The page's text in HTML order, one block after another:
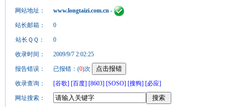
网站地址： www.longtaizi.com.cn -
站长邮箱： 0
站长ＱＱ： 0
收录时间： 2009/9/7 2:02:25
报告错误： 已报错：(0)次
收录查询： [谷歌] [百度] [8603] [SOSO] [搜狗] [必应]
网址搜索：